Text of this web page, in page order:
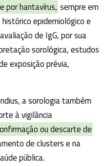
por hantavírus, sempre em
epidemiológico e
de IgG, por sua
sorológica, estudos
exposição prévia,
a sorologia também
à vigilância
ou descarte de
de clusters e na
pública.